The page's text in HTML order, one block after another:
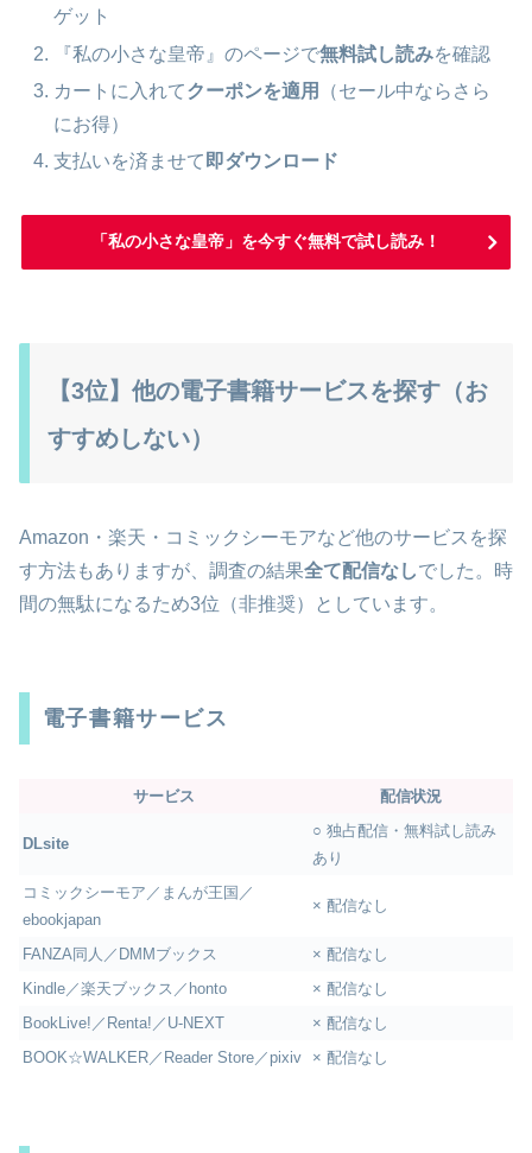
ゲット
『私の小さな皇帝』のページで無料試し読みを確認
カートに入れてクーポンを適用
（セール中ならさら
にお得）
支払いを済ませて 即ダウンロード
「私の小さな皇帝」を今すぐ無料で試し読み！
【3位】他の電子書籍サービスを探す（お
すすめしない）
Amazon・楽天・コミックシーモアなど他のサービスを探
す方法もありますが、調査の結果全て配信なしでした。時
間の無駄になるため3位（非推奨）としています。
電子書籍サービス
サービス 配信状況
DLsite
○ 独占配信・無料試し読み
あり
コミックシーモア／まんが王国／
ebookjapan
× 配信なし
FANZA同人／DMMブックス
× 配信なし
Kindle／楽天ブックス／honto
× 配信なし
BookLive!／Renta!／U-NEXT
× 配信なし
BOOK☆WALKER／Reader Store／pixiv
× 配信なし